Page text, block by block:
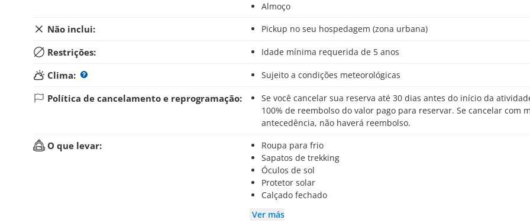
Almoço
Não inclui: Pickup no seu hospedagem (zona urbana)
Restrições: Idade mínima requerida de 5 anos
Clima: Sujeito a condições meteorológicas
Política de cancelamento e reprogramação:
Se você cancelar sua reserva até 30 dias antes do início da atividade, receberá
100% de reembolso do valor pago para reservar. Se cancelar com
antecedência, não haverá reembolso.
O que levar:
Roupa para frio
Sapatos de trekking
Óculos de sol
Protetor solar
Calçado fechado
Ver más